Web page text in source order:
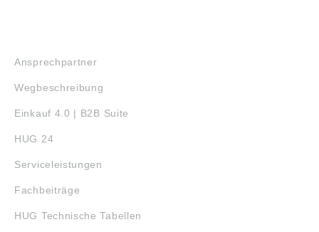
Ansprechpartner
Wegbeschreibung
Einkauf 4.0 | B2B Suite
HUG 24
Serviceleistungen
Fachbeiträge
HUG Technische Tabellen